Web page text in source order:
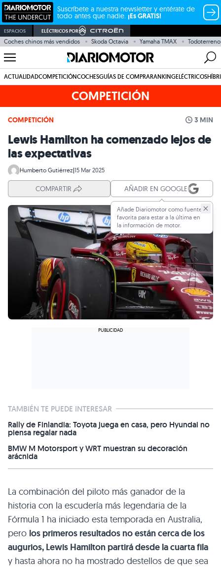
Suscríbete a nuestra newsletter y entérate de
todo antes que nadie. ¡Es GRATIS!
ESPACIOS ELÉCTRICOS POR
Coches chinos más vendidos Skoda Octavia Yamaha TMAX Todoterreno
ACTUALIDADCOMPETICIÓNCOCHESGUÍAS DE COMPRARANKINGELÉCTRICOS
COMPETICIÓN
COMPETICIÓN 3 MIN
Lewis Hamilton ha comenzado lejos de
las expectativas
Humberto Gutiérrez|15 Mar 2025
COMPARTIR AÑADIR EN GOOGLE
Añade Diariomotor como fuente
favorita para estar a la última en
la información de motor.
TAMBIÉN TE PUEDE INTERESAR
Rally de Finlandia: Toyota juega en casa, pero Hyundai no
piensa regalar nada
BMW M Motorsport y WRT muestran su decoración
arácnida
La combinación del piloto más ganador de la
historia con la escudería más legendaria de la
Fórmula 1 ha iniciado esta temporada en Australia,
pero los primeros resultados no están cerca de los
augurios, Lewis Hamilton partirá desde la cuarta fila
y hasta ahora no ha mostrado destellos de que sea